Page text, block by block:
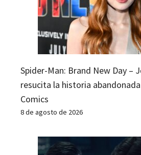
Spider-Man: Brand New Day –
resucita la historia
Comics
8 de agosto de 2026